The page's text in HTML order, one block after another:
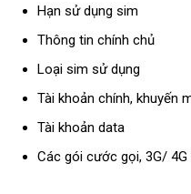
Hạn sử dụng sim
Thông tin chính chủ
Loại sim sử dụng
Tài khoản chính, khuyến
Tài khoản data
Các gói cước gọi, 3G/